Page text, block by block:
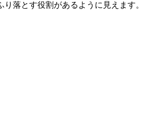
落とす役割があるように見えます。